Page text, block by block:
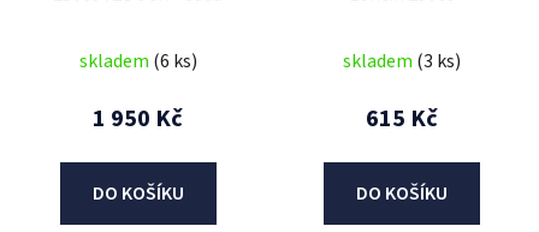
skladem (6 ks)
1 950 Kč
DO KOŠÍKU
skladem (3 ks)
615 Kč
DO KOŠÍKU